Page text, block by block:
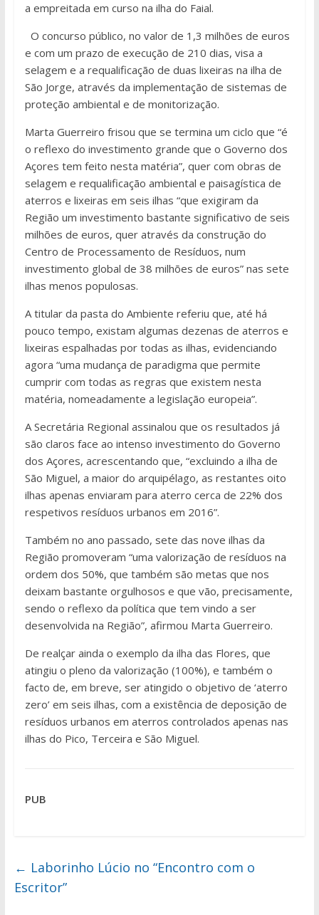
a empreitada em curso na ilha do Faial.
O concurso público, no valor de 1,3 milhões de euros
e com um prazo de execução de 210 dias, visa a
selagem e a requalificação de duas lixeiras na ilha de
São Jorge, através da implementação de sistemas de
proteção ambiental e de monitorização.
Marta Guerreiro frisou que se termina um ciclo que “é
o reflexo do investimento grande que o Governo dos
Açores tem feito nesta matéria”, quer com obras de
selagem e requalificação ambiental e paisagística de
aterros e lixeiras em seis ilhas “que exigiram da
Região um investimento bastante significativo de seis
milhões de euros, quer através da construção do
Centro de Processamento de Resíduos, num
investimento global de 38 milhões de euros” nas sete
ilhas menos populosas.
A titular da pasta do Ambiente referiu que, até há
pouco tempo, existam algumas dezenas de aterros e
lixeiras espalhadas por todas as ilhas, evidenciando
agora “uma mudança de paradigma que permite
cumprir com todas as regras que existem nesta
matéria, nomeadamente a legislação europeia”.
A Secretária Regional assinalou que os resultados já
são claros face ao intenso investimento do Governo
dos Açores, acrescentando que, “excluindo a ilha de
São Miguel, a maior do arquipélago, as restantes oito
ilhas apenas enviaram para aterro cerca de 22% dos
respetivos resíduos urbanos em 2016”.
Também no ano passado, sete das nove ilhas da
Região promoveram “uma valorização de resíduos na
ordem dos 50%, que também são metas que nos
deixam bastante orgulhosos e que vão, precisamente,
sendo o reflexo da política que tem vindo a ser
desenvolvida na Região”, afirmou Marta Guerreiro.
De realçar ainda o exemplo da ilha das Flores, que
atingiu o pleno da valorização (100%), e também o
facto de, em breve, ser atingido o objetivo de ‘aterro
zero’ em seis ilhas, com a existência de deposição de
resíduos urbanos em aterros controlados apenas nas
ilhas do Pico, Terceira e São Miguel.
PUB
← Laborinho Lúcio no “Encontro com o
Escritor”